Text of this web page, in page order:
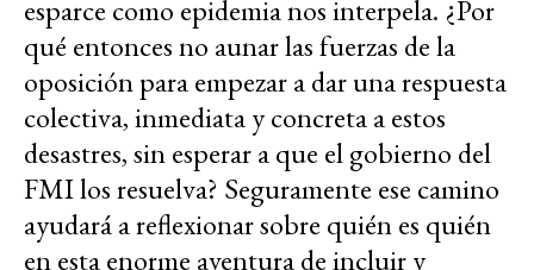
esparce como epidemia nos interpela. ¿Por
qué entonces no aunar las fuerzas de la
oposición para empezar a dar una respuesta
colectiva, inmediata y concreta a estos
desastres, sin esperar a que el gobierno del
FMI los resuelva? Seguramente ese camino
ayudará a reflexionar sobre quién es quién
en esta enorme aventura de incluir y